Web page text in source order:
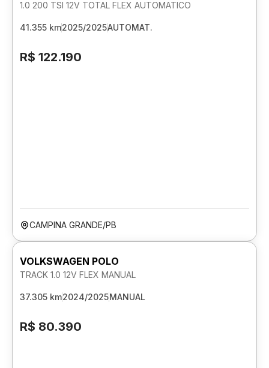
1.0 200 TSI 12V TOTAL FLEX AUTOMATICO
41.355 km2025/2025AUTOMAT.
R$ 122.190
CAMPINA GRANDE/PB
VOLKSWAGEN POLO
TRACK 1.0 12V FLEX MANUAL
37.305 km2024/2025MANUAL
R$ 80.390